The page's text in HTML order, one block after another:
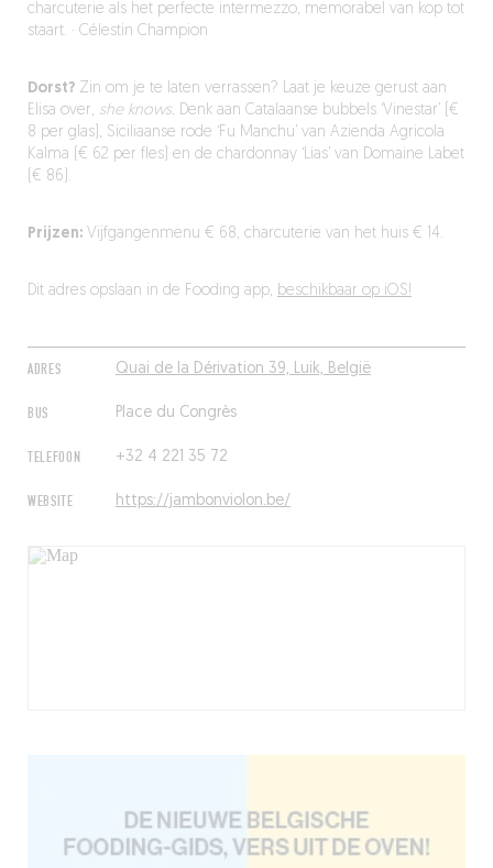
ADRES Quai de la Dérivation 39, Luik, België
BUS Place du Congrès
TELEFOON +32 4 221 35 72
WEBSITE https://jambonviolon.be/
charcuterie als het perfecte intermezzo, memorabel van kop tot
staart. · Célestin Champion
Dorst? Zin om je te laten verrassen? Laat je keuze gerust aan
Elisa over, she knows. Denk aan Catalaanse bubbels ‘Vinestar’ (€
8 per glas), Siciliaanse rode ‘Fu Manchu’ van Azienda Agricola
Kalma (€ 62 per fles) en de chardonnay ‘Lias’ van Domaine Labet
(€ 86).
Prijzen:Vijfgangenmenu € 68, charcuterie van het huis € 14.
Dit adres opslaan in de Fooding app, beschikbaar op iOS!